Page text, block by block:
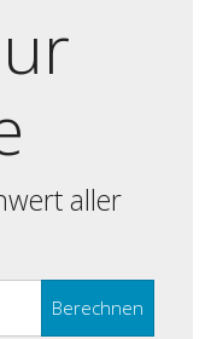
aller
Berechnen